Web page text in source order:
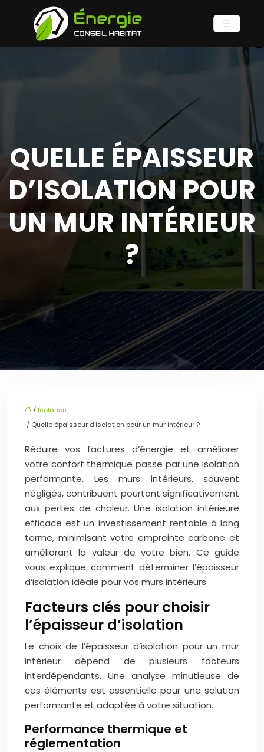
QUELLE ÉPAISSEUR
D’ISOLATION POUR
UN MUR INTÉRIEUR
?
/Isolation
/ Quelle épaisseur d’isolation pour un mur intérieur ?
Réduire vos factures d’énergie et améliorer
votre confort thermique passe par une isolation
performante. Les murs intérieurs, souvent
négligés, contribuent pourtant significativement
aux pertes de chaleur. Une isolation intérieure
efficace est un investissement rentable à long
terme, minimisant votre empreinte carbone et
améliorant la valeur de votre bien. Ce guide
vous explique comment déterminer l’épaisseur
d’isolation idéale pour vos murs intérieurs.
Facteurs clés pour choisir
l’épaisseur d’isolation
Le choix de l’épaisseur d’isolation pour un mur
intérieur dépend de plusieurs facteurs
interdépendants. Une analyse minutieuse de
ces éléments est essentielle pour une solution
performante et adaptée à votre situation.
Performance thermique et
réglementation